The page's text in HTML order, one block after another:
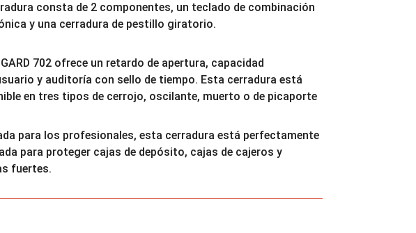
consta de 2 componentes, un teclado de combinación
y una cerradura de pestillo giratorio.
GARD 702 ofrece un retardo de apertura, capacidad
y auditoría con sello de tiempo. Esta cerradura está
en tres tipos de cerrojo, oscilante, muerto o de picaporte
para los profesionales, esta cerradura está perfectamente
para proteger cajas de depósito, cajas de cajeros y
fuertes.